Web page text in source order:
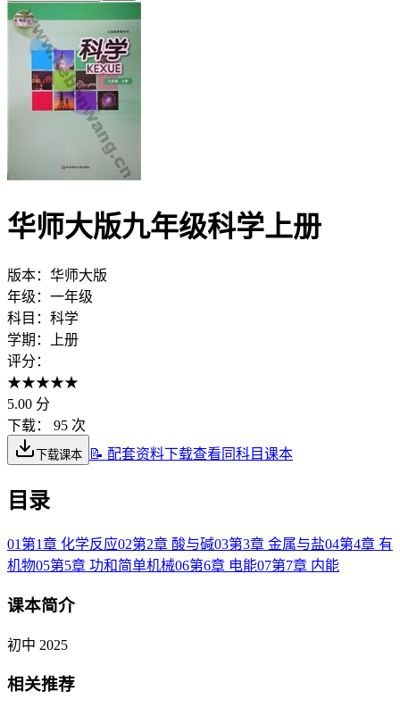
华师大版九年级科学上册
版本： 华师大版
年级： 一年级
科目： 科学
学期：
上册
评分：
★★★★★
5.00 分
下载：
95 次
下载课本 📝 配套资料下载查看同科目课本
目录
01 第1章 化学反应02第2章 酸与碱03第3章 金属与盐04第4章 有
机物05第5章 功和简单机械06第6章 电能07第7章 内能
课本简介
初中 2025
相关推荐